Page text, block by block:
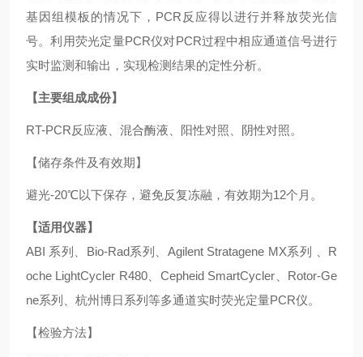
基因组模板的情况下，PCR反应得以进行并释放荧光信
号。利用荧光定量PCR仪对PCR过程中相应通道信号进行
实时监测和输出，实现检测结果的定性分析。
【主要组成成份】
RT-PCR反应液、混合酶液、阳性对照、阴性对照。
【储存条件及有效期】
避光-20℃以下保存，避免反复冻融，有效期为12个月。
【适用仪器】
ABI 系列、Bio-Rad系列、Agilent Stratagene MX系列 、R
oche LightCycler R480、Cepheid SmartCycler、Rotor-Ge
ne系列、杭州博日系列等多通道实时荧光定量PCR仪。
【检验方法】